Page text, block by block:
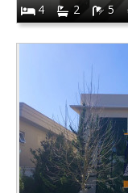
4
2 5